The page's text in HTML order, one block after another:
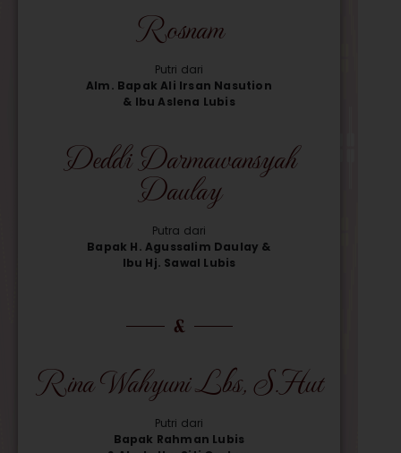
Rosnam
Putri dari
Alm. Bapak Ali Irsan Nasution
& Ibu Aslena Lubis
Deddi Darmawansyah
Daulay
Putra dari
Bapak H. Agussalim Daulay &
Ibu Hj. Sawal Lubis
&
Rina Wahyuni Lbs, S.Hut
Putri dari
Bapak Rahman Lubis